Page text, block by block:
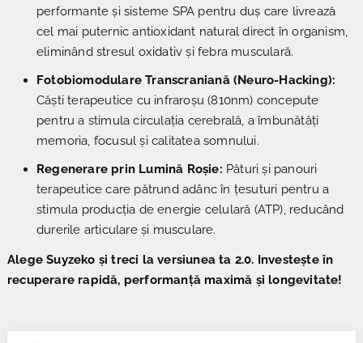
performante și sisteme SPA pentru duș care livrează
cel mai puternic antioxidant natural direct în organism,
eliminând stresul oxidativ și febra musculară.
Fotobiomodulare Transcraniană (Neuro-Hacking):
Căști terapeutice cu infraroșu (810nm) concepute
pentru a stimula circulația cerebrală, a îmbunătăți
memoria, focusul și calitatea somnului.
Regenerare prin Lumină Roșie: Pături și panouri
terapeutice care pătrund adânc în țesuturi pentru a
stimula producția de energie celulară (ATP), reducând
durerile articulare și musculare.
Alege Suyzeko și treci la versiunea ta 2.0. Investește în
recuperare rapidă, performanță maximă și longevitate!